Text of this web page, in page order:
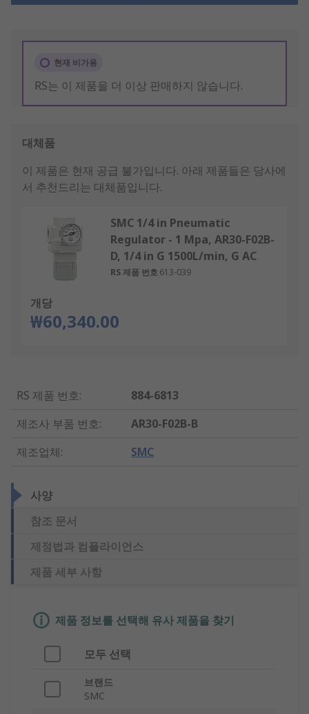
현재 비가용
RS는 이 제품을 더 이상 판매하지 않습니다.
대체품
이 제품은 현재 공급 불가입니다. 아래 제품들은 당사에
서 추천드리는 대체품입니다.
SMC 1/4 in Pneumatic
Regulator - 1 Mpa, AR30-F02B-
D, 1/4 in G 1500L/min, G AC
RS 제품 번호 613-039
개당
₩60,340.00
RS 제품 번호:
884-6813
제조사 부품 번호:
AR30-F02B-B
제조업체: SMC
사양
참조 문서
제정법과 컴플라이언스
제품 세부 사항
제품 정보를 선택해 유사 제품을 찾기
모두 선택
브랜드
SMC